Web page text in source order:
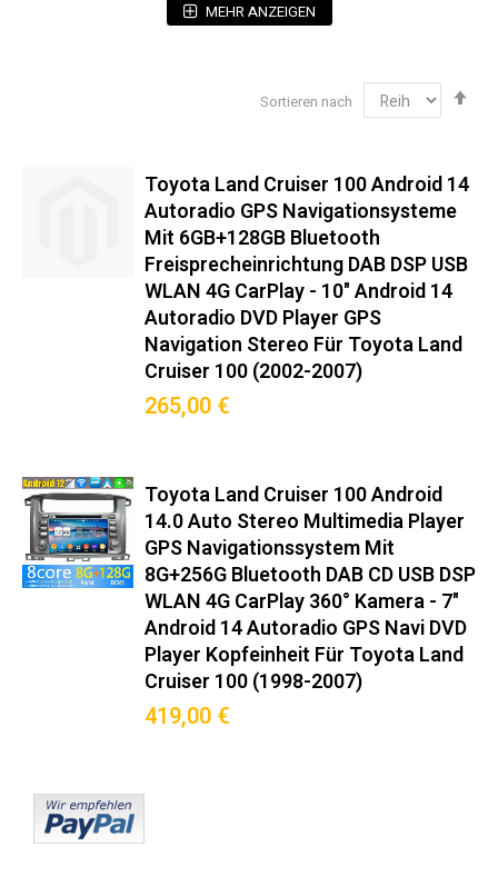
Android (mit 5 Jahren
Technologie)
2K QLED-Touchscreen mit 178°
Blickwinkelstabilität (Hervorragende Bildqualität &
Augenschonend)
Navigation:Dual-GPS (GPS + Galileo Unterstützung)
Audioausgang:4x50W RMS (THD <0.05%)
Einbaukompatibilität‌ 100%
passgenau für Toyota Land Cruiser
Hochwertige Integration für Ihr
Fahrzeug und volle
Systemkompatibilität.
Original-Steckverbinder nach ISO 10487-2
Integrierter CANBUS-Decoder für Bordcomputer-Anzeige
Mitgelieferter Montagerahmen in Wagenfarbe
Keine Modifikationen am Armaturenbrett nötig
Wireless Android Auto™/CarPlay™ (5GHz WiFi)
DAB+ Radio mit RDS-TMC Verkehrsinfos
MEHR ANZEIGEN
Sortieren nach
Toyota Land Cruiser 100 Android 14
Autoradio GPS Navigationsysteme
Mit 6GB+128GB Bluetooth
Freisprecheinrichtung DAB DSP USB
WLAN 4G CarPlay - 10" Android 14
Autoradio DVD Player GPS
Navigation Stereo Für Toyota Land
Cruiser 100 (2002-2007)
265,00 €
Toyota Land Cruiser 100 Android
14.0 Auto Stereo Multimedia Player
GPS Navigationssystem Mit
8G+256G Bluetooth DAB CD USB DSP
WLAN 4G CarPlay 360° Kamera - 7"
Android 14 Autoradio GPS Navi DVD
Player Kopfeinheit Für Toyota Land
Cruiser 100 (1998-2007)
419,00 €